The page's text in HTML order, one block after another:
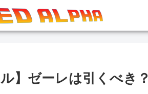
】ゼーレは引くべき？